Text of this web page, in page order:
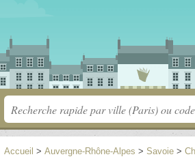
Accueil > Auvergne-Rhône-Alpes > Savoie >